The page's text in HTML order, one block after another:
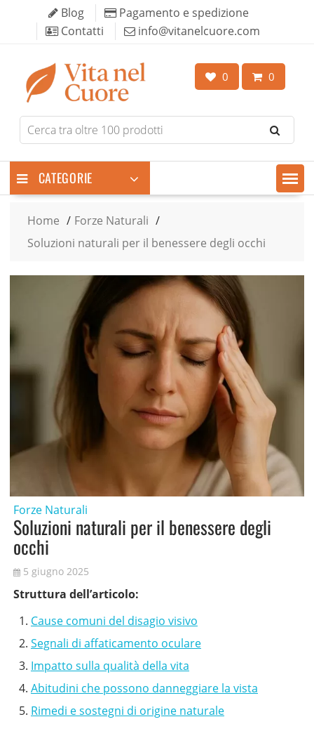
content
Blog
Pagamento e spedizione
Contatti
info@vitanelcuore.com
0 0
Search
for
CATEGORIE
Home
Forze Naturali
Soluzioni naturali per il benessere degli occhi
Forze Naturali
Soluzioni naturali per il benessere degli
occhi
5 giugno 2025
Struttura dell’articolo:
Cause comuni del disagio visivo
Segnali di affaticamento oculare
Impatto sulla qualità della vita
Abitudini che possono danneggiare la vista
Rimedi e sostegni di origine naturale